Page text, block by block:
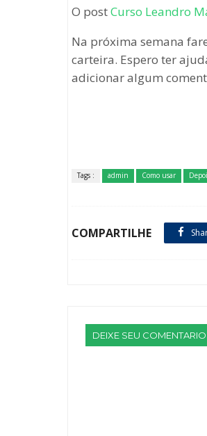
O postCurso Leandro
Na próxima semana
carteira. Espero ter
adicionar algum
Tags : admin Como usar
COMPARTILHE
DEIXE SEU COMENTARIO